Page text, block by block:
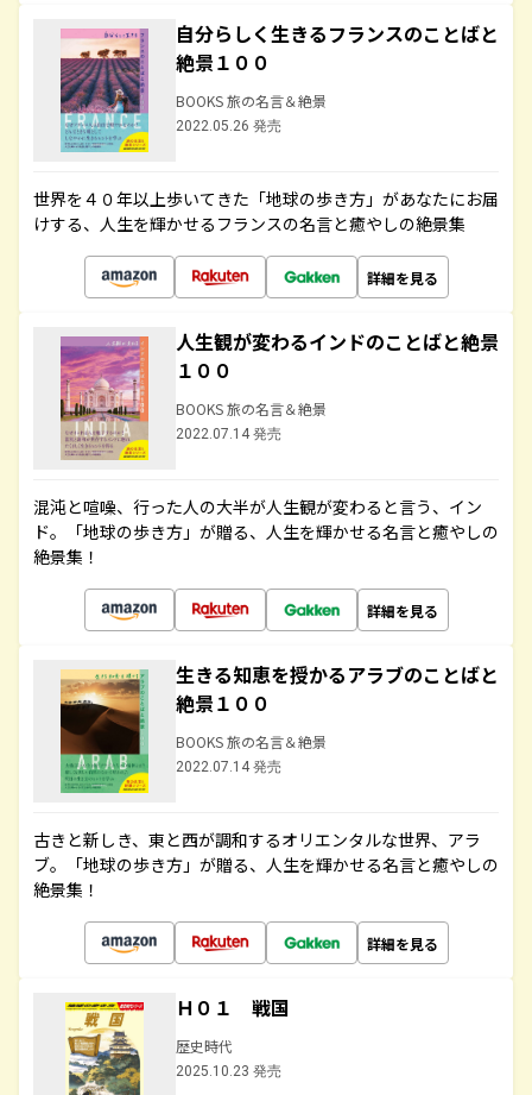
自分らしく生きるフランスのことばと
絶景１００
BOOKS 旅の名言＆絶景
2022.05.26 発売
世界を４０年以上歩いてきた「地球の歩き方」があなたにお届
けする、人生を輝かせるフランスの名言と癒やしの絶景集
詳細を見る
人生観が変わるインドのことばと絶景
１００
BOOKS 旅の名言＆絶景
2022.07.14 発売
混沌と喧噪、行った人の大半が人生観が変わると言う、イン
ド。「地球の歩き方」が贈る、人生を輝かせる名言と癒やしの
絶景集！
詳細を見る
生きる知恵を授かるアラブのことばと
絶景１００
BOOKS 旅の名言＆絶景
2022.07.14 発売
古きと新しき、東と西が調和するオリエンタルな世界、アラ
ブ。「地球の歩き方」が贈る、人生を輝かせる名言と癒やしの
絶景集！
詳細を見る
Ｈ０１ 戦国
歴史時代
2025.10.23 発売